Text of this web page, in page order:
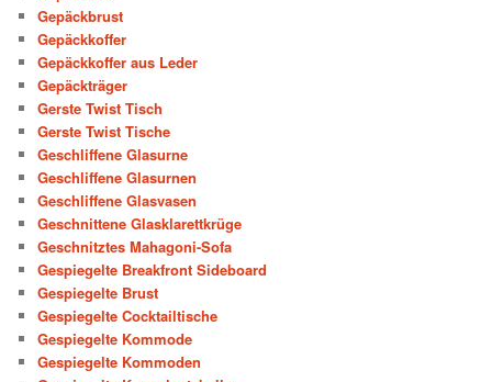
Gepäckbrust
Gepäckkoffer
Gepäckkoffer aus Leder
Gepäckträger
Gerste Twist Tisch
Gerste Twist Tische
Geschliffene Glasurne
Geschliffene Glasurnen
Geschliffene Glasvasen
Geschnittene Glasklarettkrüge
Geschnitztes Mahagoni-Sofa
Gespiegelte Breakfront Sideboard
Gespiegelte Brust
Gespiegelte Cocktailtische
Gespiegelte Kommode
Gespiegelte Kommoden